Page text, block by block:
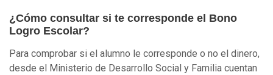
¿Cómo consultar si te corresponde el Bono
Logro Escolar?
Para comprobar si el alumno le corresponde o no el dinero,
desde el Ministerio de Desarrollo Social y Familia cuentan